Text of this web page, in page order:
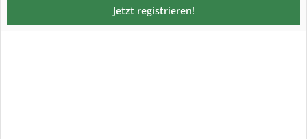
Jetzt registrieren!